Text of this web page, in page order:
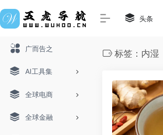
广而告之
AI工具集
全球电商
全球金融
头条
标签：内湿